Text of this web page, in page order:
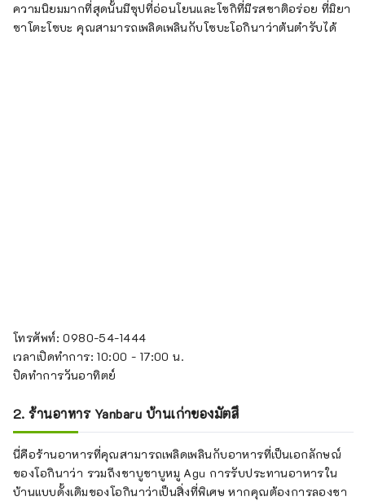
ความนิยมมากที่สุดนั้นมีซุปที่อ่อนโยนและโซกิที่มีรสชาติอร่อย ที่มิยา
ซาโตะโซบะ คุณสามารถเพลิดเพลินกับโซบะโอกินาว่าต้นตำรับได้
โทรศัพท์: 0980-54-1444
เวลาเปิดทำการ: 10:00 - 17:00 น.
ปิดทำการวันอาทิตย์
2. ร้านอาหาร Yanbaru บ้านเก่าของมัตสึ
นี่คือร้านอาหารที่คุณสามารถเพลิดเพลินกับอาหารที่เป็นเอกลักษณ์
ของโอกินาว่า รวมถึงชาบูชาบูหมู Agu การรับประทานอาหารใน
บ้านแบบดั้งเดิมของโอกินาว่าเป็นสิ่งที่พิเศษ หากคุณต้องการลองชา